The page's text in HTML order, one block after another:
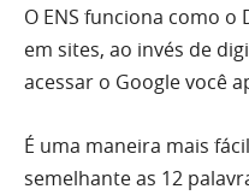
O ENS funciona como
em sites, ao invés de
acessar o Google você
É uma maneira mais
semelhante as 12